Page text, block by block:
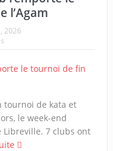
l’Agam
2026
tournoi de kata et
le week-end
Libreville. 7 clubs ont